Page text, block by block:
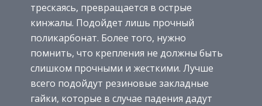
трескаясь, превращается в острые
кинжалы. Подойдет лишь прочный
поликарбонат. Более того, нужно
помнить, что крепления не должны быть
слишком прочными и жесткими. Лучше
всего подойдут резиновые закладные
гайки, которые в случае падения дадут